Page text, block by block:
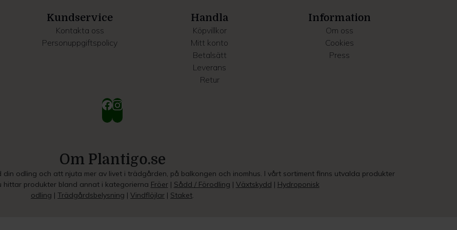
Kundservice
Kontakta oss
Personuppgiftspolicy
Handla
Köpvillkor
Mitt konto
Betalsätt
Leverans
Retur
Information
Om oss
Cookies
Press
Om Plantigo.se
odling och att njuta mer av livet i trädgården, på balkongen och inomhus. I vårt sortiment finns utvalda produkter
hittar produkter bland annat i kategorierna Fröer| Sådd / Förodling | Växtskydd | Hydroponisk
odling | Trädgårdsbelysning | Vindflöjlar | Staket.